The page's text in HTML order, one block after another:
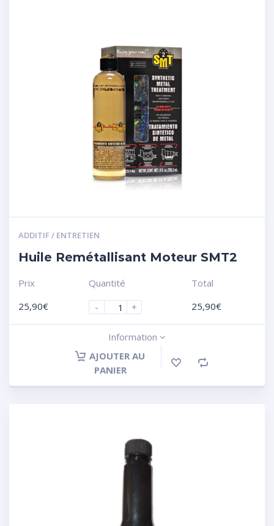
ADDITIF / ENTRETIEN
Huile Remétallisant Moteur SMT2
Prix
25,90€
Quantité
-
+
Total
25,90€
Information
AJOUTER AU
PANIER